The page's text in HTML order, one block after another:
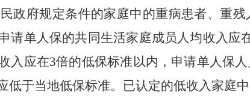
政府规定条件的家庭中的重病患者、重
请单人保的共同生活家庭成员人均收入应
入应在3倍的低保标准以内，申请单人保
低于当地低保标准。已认定的低收入家庭